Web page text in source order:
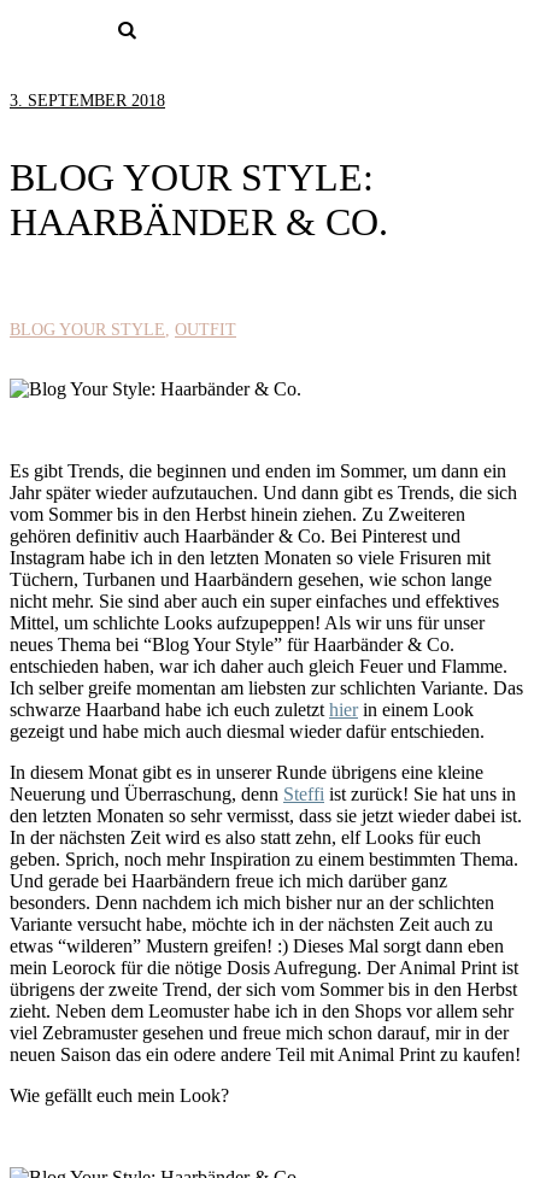
3. SEPTEMBER 2018
BLOG YOUR STYLE:
HAARBÄNDER & CO.
BLOG YOUR STYLE OUTFIT
Es gibt Trends, die beginnen und enden im Sommer, um dann ein
Jahr später wieder aufzutauchen. Und dann gibt es Trends, die sich
vom Sommer bis in den Herbst hinein ziehen. Zu Zweiteren
gehören definitiv auch Haarbänder & Co. Bei Pinterest und
Instagram habe ich in den letzten Monaten so viele Frisuren mit
Tüchern, Turbanen und Haarbändern gesehen, wie schon lange
nicht mehr. Sie sind aber auch ein super einfaches und effektives
Mittel, um schlichte Looks aufzupeppen! Als wir uns für unser
neues Thema bei “Blog Your Style” für Haarbänder & Co.
entschieden haben, war ich daher auch gleich Feuer und Flamme.
Ich selber greife momentan am liebsten zur schlichten Variante. Das
schwarze Haarband habe ich euch zuletzt hierin einem Look
gezeigt und habe mich auch diesmal wieder dafür entschieden.
In diesem Monat gibt es in unserer Runde übrigens eine kleine
Neuerung und Überraschung, denn Steffi ist zurück! Sie hat uns in
den letzten Monaten so sehr vermisst, dass sie jetzt wieder dabei ist.
In der nächsten Zeit wird es also statt zehn, elf Looks für euch
geben. Sprich, noch mehr Inspiration zu einem bestimmten Thema.
Und gerade bei Haarbändern freue ich mich darüber ganz
besonders. Denn nachdem ich mich bisher nur an der schlichten
Variante versucht habe, möchte ich in der nächsten Zeit auch zu
etwas “wilderen” Mustern greifen! :) Dieses Mal sorgt dann eben
mein Leorock für die nötige Dosis Aufregung. Der Animal Print ist
übrigens der zweite Trend, der sich vom Sommer bis in den Herbst
zieht. Neben dem Leomuster habe ich in den Shops vor allem sehr
viel Zebramuster gesehen und freue mich schon darauf, mir in der
neuen Saison das ein odere andere Teil mit Animal Print zu kaufen!
Wie gefällt euch mein Look?